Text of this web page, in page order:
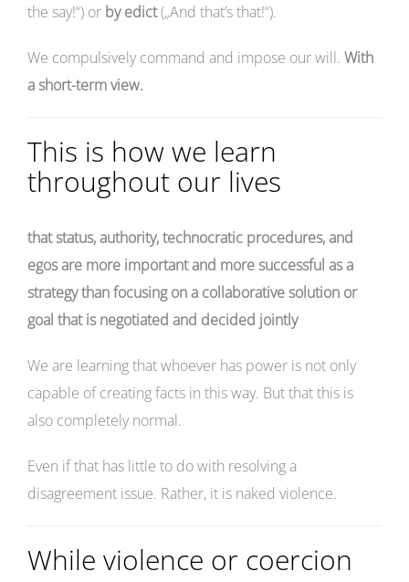
the say!“) or by edict(„And that’s that!“).
We compulsively command and impose our will. With
a short-term view.
This is how we learn
throughout our lives
that status, authority, technocratic procedures, and
egos are more important and more successful as a
strategy than focusing on a collaborative solution or
goal that is negotiated and decided jointly
We are learning that whoever has power is not only
capable of creating facts in this way. But that this is
also completely normal.
Even if that has little to do with resolving a
disagreement issue. Rather, it is naked violence.
While violence or coercion